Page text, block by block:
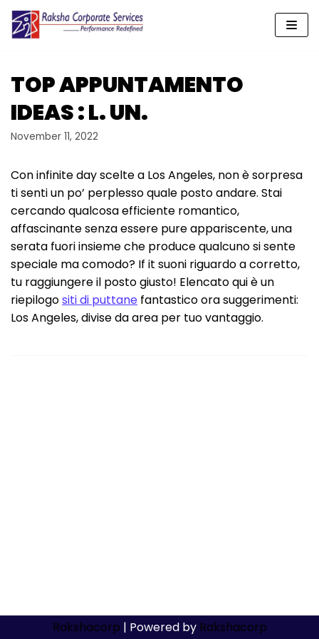
Skip
content
TOP APPUNTAMENTO
IDEAS : L. UN.
November 11, 2022
Con infinite day scelte a Los Angeles, non è sorpresa
ti senti un po’ perplesso quale posto andare. Stai
cercando qualcosa efficiente romantico,
affascinante senza essere pure appariscente, una
serata fuori insieme che produce qualcuno si sente
speciale ma comodo? If it suoni riguardo a corretto,
tu raggiungere il posto giusto! Elencato qui è un
riepilogositi di puttane fantastico ora suggerimenti:
Los Angeles, divise ​​da area per tuo vantaggio.
Rakshacorp | Powered by Rakshacorp